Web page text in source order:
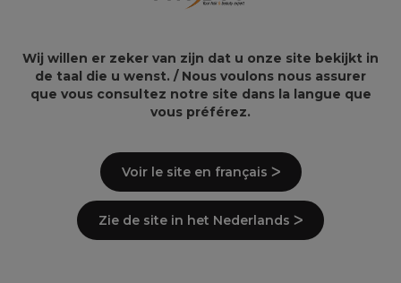
Reboost Mask 500ml
51,10€
Recharge Cool
31,36€ 36,90€
Overzicht
Reinigt het haar en de hoofdhuid intensief
Geformuleerd met natuurlijke plantaardige
Wij willen er zeker van zijn dat u onze site bekijkt in
de taal die u wenst. / Nous voulons nous assurer
que vous consultez notre site dans la langue que
vous préférez.
Voir le site en français ᐳ
Zie de site in het Nederlands ᐳ